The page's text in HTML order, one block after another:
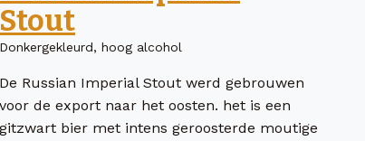
Stout
Donkergekleurd, hoog alcohol
De Russian Imperial Stout werd gebrouwen
voor de export naar het oosten. het is een
gitzwart bier met intens geroosterde moutige